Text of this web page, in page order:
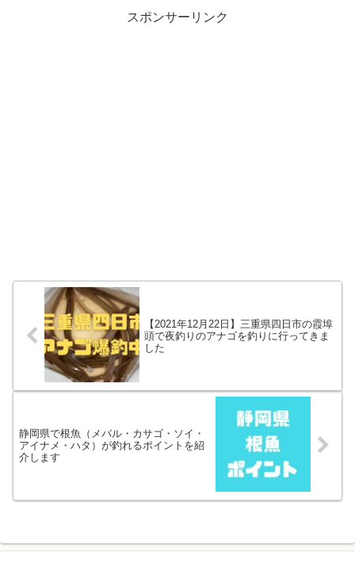
スポンサーリンク
【2021年12月22日】三重県四日市の霞埠
頭で夜釣りのアナゴを釣りに行ってきま
した
静岡県で根魚（メバル・カサゴ・ソイ・
アイナメ・ハタ）が釣れるポイントを紹
介します